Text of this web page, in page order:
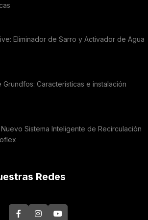
Eliminador de Sarro y Activador de Agua
Grundfos: Características e instalación
Sistema Inteligente de Recirculación
Redes